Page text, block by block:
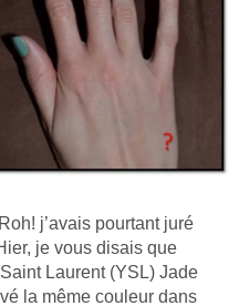
j’avais pourtant juré
je vous disais que
Laurent (YSL) Jade
la même couleur dans